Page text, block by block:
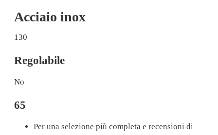
Acciaio inox
130
Regolabile
No
65
Per una selezione più completa e recensioni di